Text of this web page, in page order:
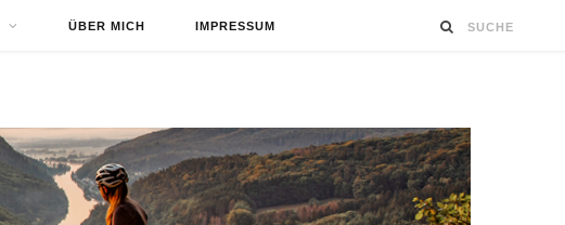
ÜBER MICH IMPRESSUM